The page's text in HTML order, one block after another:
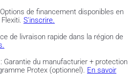
de financement disponibles en
S'inscrire.
de livraison rapide dans la région de
: Garantie du manufacturier + protection
Protex (optionnel). En savoir